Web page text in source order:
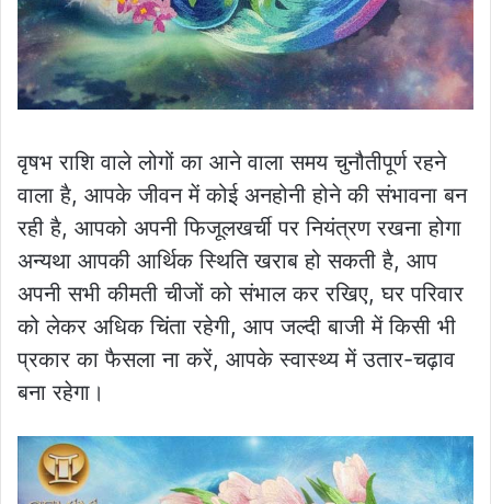
वृषभ राशि वाले लोगों का आने वाला समय चुनौतीपूर्ण रहने
वाला है, आपके जीवन में कोई अनहोनी होने की संभावना बन
रही है, आपको अपनी फिजूलखर्ची पर नियंत्रण रखना होगा
अन्यथा आपकी आर्थिक स्थिति खराब हो सकती है, आप
अपनी सभी कीमती चीजों को संभाल कर रखिए, घर परिवार
को लेकर अधिक चिंता रहेगी, आप जल्दी बाजी में किसी भी
प्रकार का फैसला ना करें, आपके स्वास्थ्य में उतार-चढ़ाव
बना रहेगा।